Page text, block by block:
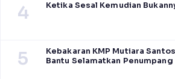
4 Ketika Sesal Kemudian
5
Kebakaran KMP Mutiara
Bantu Selamatkan Penumpang